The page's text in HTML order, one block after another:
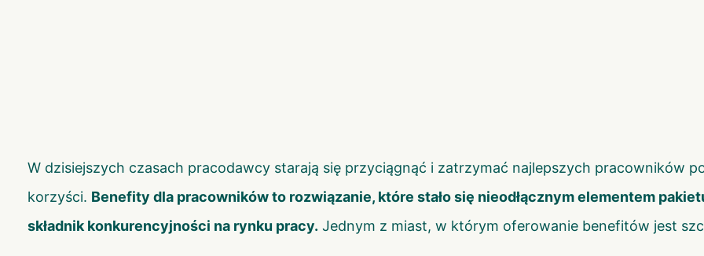
W dzisiejszych czasach pracodawcy starają się przyciągnąć i zatrzymać najlepszych pracowników
korzyści. Benefity dla pracowników to rozwiązanie, które stało się nieodłącznym elementem
składnik konkurencyjności na rynku pracy. Jednym z miast, w którym oferowanie benefitów jest